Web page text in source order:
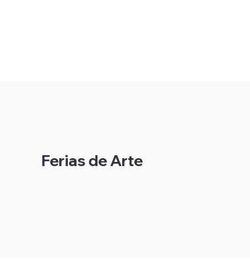
Ferias de Arte